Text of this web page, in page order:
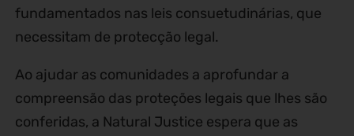
fundamentados nas leis consuetudinárias, que
necessitam de protecção legal.
Ao ajudar as comunidades a aprofundar a
compreensão das proteções legais que lhes são
conferidas, a Natural Justice espera que as